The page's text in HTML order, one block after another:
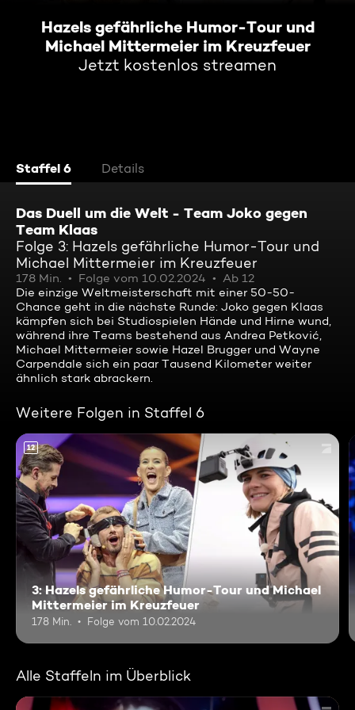
Hazels gefährliche Humor-Tour und
Michael Mittermeier im Kreuzfeuer
Jetzt kostenlos streamen
Staffel 6 Details
Das Duell um die Welt - Team Joko gegen
Team Klaas
Folge 3: Hazels gefährliche Humor-Tour und
Michael Mittermeier im Kreuzfeuer
178 Min. Folge vom 10.02.2024
Ab 12
Die einzige Weltmeisterschaft mit einer 50-50-
Chance geht in die nächste Runde: Joko gegen Klaas
kämpfen sich bei Studiospielen Hände und Hirne wund,
während ihre Teams bestehend aus Andrea Petković,
Michael Mittermeier sowie Hazel Brugger und Wayne
Carpendale sich ein paar Tausend Kilometer weiter
ähnlich stark abrackern.
Weitere Folgen in Staffel 6
12
3: Hazels gefährliche Humor-Tour und Michael
Mittermeier im Kreuzfeuer
178 Min. Folge vom 10.02.2024
Alle Staffeln im Überblick